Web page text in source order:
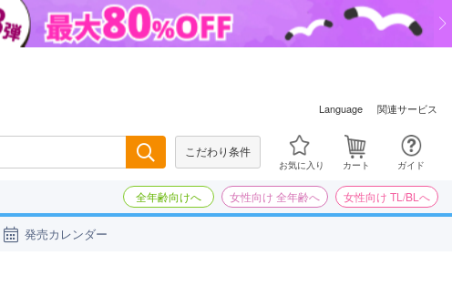
Language 関連サービス
こだわり条件
お気に入り カート ガイド
全年齢向けへ 女性向け 全年齢へ 女性向け TL/BLへ
発売カレンダー